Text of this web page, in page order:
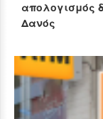
απολογισμός
Δανός